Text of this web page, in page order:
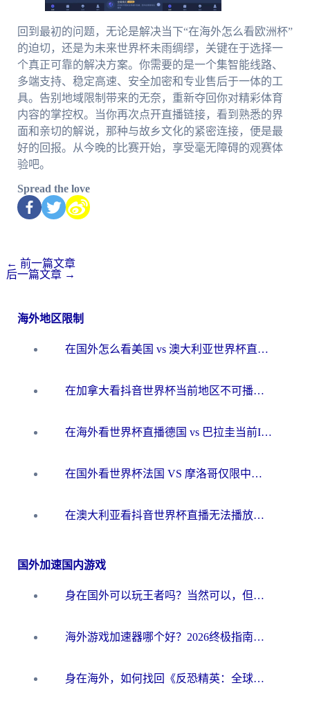
回到最初的问题，无论是解决当下“在海外怎么看欧洲杯”
的迫切，还是为未来世界杯未雨绸缪，关键在于选择一
个真正可靠的解决方案。你需要的是一个集智能线路、
多端支持、稳定高速、安全加密和专业售后于一体的工
具。告别地域限制带来的无奈，重新夺回你对精彩体育
内容的掌控权。当你再次点开直播链接，看到熟悉的界
面和亲切的解说，那种与故乡文化的紧密连接，便是最
好的回报。从今晚的比赛开始，享受毫无障碍的观赛体
验吧。
Spread the love
← 前一篇文章
后一篇文章 →
海外地区限制
在国外怎么看美国 vs 澳大利亚世界杯直播？海外党必藏的中文解说观赛指南
在加拿大看抖音世界杯当前地区不可播放？海外党体育观赛终极指南
在海外看世界杯直播德国 vs 巴拉圭当前IP受限制？这篇指南帮你轻松解决地区限制
在国外看世界杯法国 VS 摩洛哥仅限中国大陆？别让地域限制拦下你的欢呼
在澳大利亚看抖音世界杯直播无法播放？海外党体育观赛终极指南来了！
国外加速国内游戏
身在国外可以玩王者吗？当然可以，但你需要这份“加速”指南
海外游戏加速器哪个好？2026终极指南帮你畅玩国服+解决卡顿难题
身在海外，如何找回《反恐精英：全球攻势》国服的丝滑手感？一份给你的终极指南